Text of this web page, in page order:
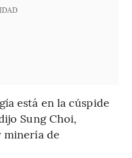
está en la cúspide
Sung Choi,
minería de